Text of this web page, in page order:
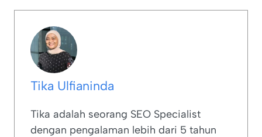
Tika Ulfianinda
Tika adalah seorang SEO Specialist
dengan pengalaman lebih dari 5 tahun